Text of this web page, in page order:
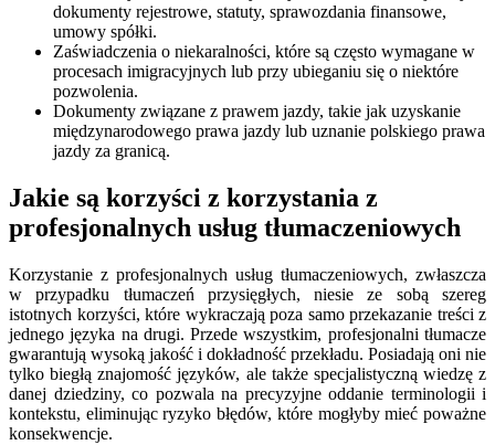
dokumenty rejestrowe, statuty, sprawozdania finansowe,
umowy spółki.
Zaświadczenia o niekaralności, które są często wymagane w
procesach imigracyjnych lub przy ubieganiu się o niektóre
pozwolenia.
Dokumenty związane z prawem jazdy, takie jak uzyskanie
międzynarodowego prawa jazdy lub uznanie polskiego prawa
jazdy za granicą.
Jakie są korzyści z korzystania z
profesjonalnych usług tłumaczeniowych
Korzystanie z profesjonalnych usług tłumaczeniowych, zwłaszcza
w przypadku tłumaczeń przysięgłych, niesie ze sobą szereg
istotnych korzyści, które wykraczają poza samo przekazanie treści z
jednego języka na drugi. Przede wszystkim, profesjonalni tłumacze
gwarantują wysoką jakość i dokładność przekładu. Posiadają oni nie
tylko biegłą znajomość języków, ale także specjalistyczną wiedzę z
danej dziedziny, co pozwala na precyzyjne oddanie terminologii i
kontekstu, eliminując ryzyko błędów, które mogłyby mieć poważne
konsekwencje.